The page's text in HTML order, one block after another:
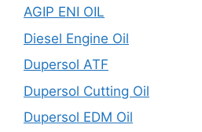
AGIP ENI OIL
Diesel Engine Oil
Dupersol ATF
Dupersol Cutting Oil
Dupersol EDM Oil